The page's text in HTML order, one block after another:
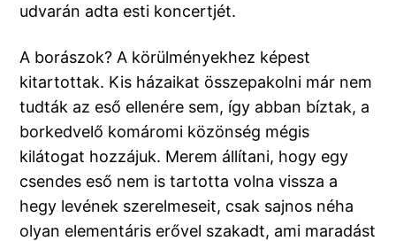
udvarán adta esti koncertjét.
A borászok? A körülményekhez képest
kitartottak. Kis házaikat összepakolni már nem
tudták az eső ellenére sem, így abban bíztak, a
borkedvelő komáromi közönség mégis
kilátogat hozzájuk. Merem állítani, hogy egy
csendes eső nem is tartotta volna vissza a
hegy levének szerelmeseit, csak sajnos néha
olyan elementáris erővel szakadt, ami maradást